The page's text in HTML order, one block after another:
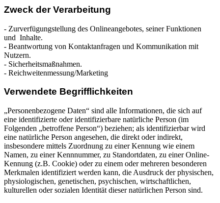
Zweck der Verarbeitung
- Zurverfügungstellung des Onlineangebotes, seiner Funktionen
und Inhalte.
- Beantwortung von Kontaktanfragen und Kommunikation mit
Nutzern.
- Sicherheitsmaßnahmen.
- Reichweitenmessung/Marketing
Verwendete Begrifflichkeiten
„Personenbezogene Daten“ sind alle Informationen, die sich auf
eine identifizierte oder identifizierbare natürliche Person (im
Folgenden „betroffene Person“) beziehen; als identifizierbar wird
eine natürliche Person angesehen, die direkt oder indirekt,
insbesondere mittels Zuordnung zu einer Kennung wie einem
Namen, zu einer Kennnummer, zu Standortdaten, zu einer Online-
Kennung (z.B. Cookie) oder zu einem oder mehreren besonderen
Merkmalen identifiziert werden kann, die Ausdruck der physischen,
physiologischen, genetischen, psychischen, wirtschaftlichen,
kulturellen oder sozialen Identität dieser natürlichen Person sind.